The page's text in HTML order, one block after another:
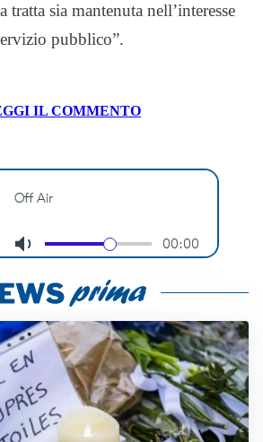
tratta sia mantenuta nell’interesse
pubblico”.
IL COMMENTO